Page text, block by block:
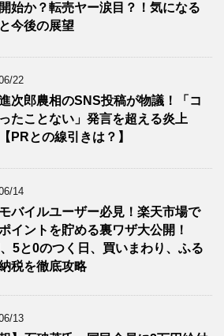
始か？転売ヤー涙目？！気になる
今後の展望
22
次郎農相のSNS投稿が物議！「コ
たことない」発言を超える炎上
PRとの線引きは？】
14
バイルユーザー必見！楽天市場で
イントを貯める裏ワザ大公開！
5と0のつく日、買いまわり、ふる
税を徹底攻略
13